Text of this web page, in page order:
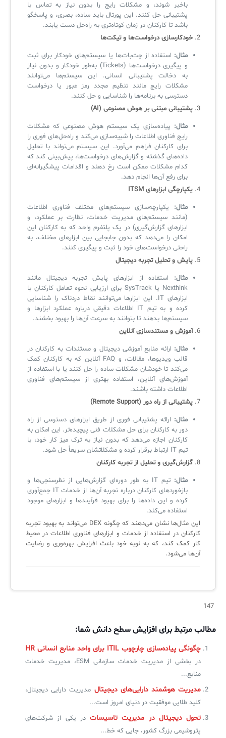
باخبر شوند، و مشکلات رایج را بدون نیاز به تماس با
پشتیبانی حل کنند. این پورتال باید ساده، بصری، و پاسخگو
باشد تا کارکنان در زمان کوتاه‌تری به راه‌حل دست یابند.
2. خودکارسازی درخواست‌ها و تیکت‌ها
مثال: استفاده از چت‌بات‌ها یا سیستم‌های خودکار برای ثبت
و پیگیری درخواست‌ها (Tickets) به‌طور خودکار و بدون نیاز
به دخالت پشتیبانی انسانی. این سیستم‌ها می‌توانند
مشکلات رایج مانند تنظیم مجدد رمز عبور یا درخواست
دسترسی به برنامه‌ها را شناسایی و حل کنند.
3. پشتیبانی مبتنی بر هوش مصنوعی (AI)
مثال: پیاده‌سازی یک سیستم هوش مصنوعی که مشکلات
رایج فناوری اطلاعات را شبیه‌سازی می‌کند و راه‌حل‌های فوری را
برای کارکنان فراهم می‌آورد. این سیستم می‌تواند با تحلیل
داده‌های گذشته و گزارش‌های درخواست‌ها، پیش‌بینی کند که
کدام مشکلات ممکن است رخ دهند و اقدامات پیشگیرانه‌ای
برای رفع آن‌ها انجام دهد.
4. یکپارچگی ابزارهای ITSM
مثال: یکپارچه‌سازی سیستم‌های مختلف فناوری اطلاعات
(مانند سیستم‌های مدیریت خدمات، نظارت بر عملکرد، و
ابزارهای گزارش‌گیری) در یک پلتفرم واحد که به کارکنان این
امکان را می‌دهد که بدون جابجایی بین ابزارهای مختلف، به
راحتی درخواست‌های خود را ثبت و پیگیری کنند.
5. پایش و تحلیل تجربه دیجیتال
مثال: استفاده از ابزارهای پایش تجربه دیجیتال مانند
Nexthink یا SysTrack برای ارزیابی نحوه تعامل کارکنان با
ابزارهای IT. این ابزارها می‌توانند نقاط دردناک را شناسایی
کرده و به تیم IT اطلاعات دقیقی درباره عملکرد ابزارها و
سیستم‌ها بدهند تا بتوانند به سرعت آن‌ها را بهبود بخشند.
6. آموزش و مستندسازی آنلاین
مثال: ارائه منابع آموزشی دیجیتال و مستندات به کارکنان در
قالب ویدیوها، مقالات، و FAQ آنلاین که به کارکنان کمک
می‌کند تا خودشان مشکلات ساده را حل کنند یا با استفاده از
آموزش‌های آنلاین، استفاده بهتری از سیستم‌های فناوری
اطلاعات داشته باشند.
7. پشتیبانی از راه دور (Remote Support)
مثال: ارائه پشتیبانی فوری از طریق ابزارهای دسترسی از راه
دور به کارکنان برای حل مشکلات فنی پیچیده‌تر. این امکان به
کارکنان اجازه می‌دهد که بدون نیاز به ترک میز کار خود، با
تیم IT ارتباط برقرار کرده و مشکلاتشان سریعاً حل شود.
8. گزارش‌گیری و تحلیل از تجربه کارکنان
مثال:
تیم IT به طور دوره‌ای گزارش‌هایی از نظرسنجی‌ها و
بازخوردهای کارکنان درباره تجربه آن‌ها از خدمات IT جمع‌آوری
کرده و این داده‌ها را برای بهبود فرآیندها و ابزارهای موجود
استفاده می‌کند.
این مثال‌ها نشان می‌دهند که چگونه DEX می‌تواند به بهبود تجربه
کارکنان در استفاده از خدمات و ابزارهای فناوری اطلاعات در محیط
کار کمک کند، که به نوبه خود باعث افزایش بهره‌وری و رضایت
آن‌ها می‌شود.
147
مطالب مرتبط برای افزایش سطح دانش شما:
چگونگی پیاده‌سازی چارچوب ITIL‌ برای واحد منابع انسانی HR
در بخشی از مدیریت خدمات سازمانی ESM، مدیریت خدمات
منابع...
مدیریت هوشمند دارایی‌های دیجیتال مدیریت دارایی دیجیتال،
کلید طلایی موفقیت در دنیای امروز است...
تحول دیجیتال در مدیریت تاسیسات در یکی از شرکت‌های
پتروشیمی بزرگ کشور، جایی که خط...